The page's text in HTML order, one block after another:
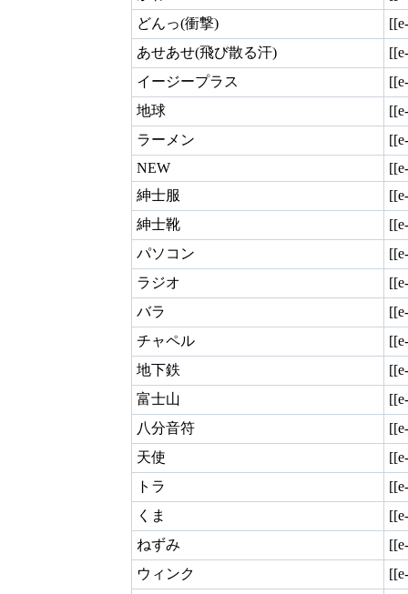
どんっ(衝撃)
あせあせ(飛び散る汗)
イージープラス
地球
ラーメン
NEW
紳士服
紳士靴
パソコン
ラジオ
バラ
チャペル
地下鉄
富士山
八分音符
天使
トラ
くま
ねずみ
ウィンク